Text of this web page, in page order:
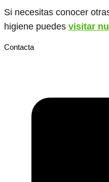
Si necesitas conocer
higiene puedes visitar
Contacta